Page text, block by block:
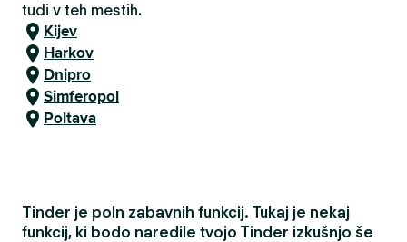
tudi v teh mestih.
Kijev
Harkov
Dnipro
Simferopol
Poltava
Tinder je poln zabavnih funkcij. Tukaj je nekaj
funkcij, ki bodo naredile tvojo Tinder izkušnjo še